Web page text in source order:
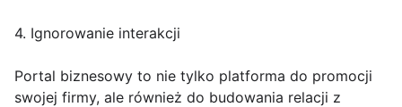
4. Ignorowanie interakcji
Portal biznesowy to nie tylko platforma do promocji
swojej firmy, ale również do budowania relacji z